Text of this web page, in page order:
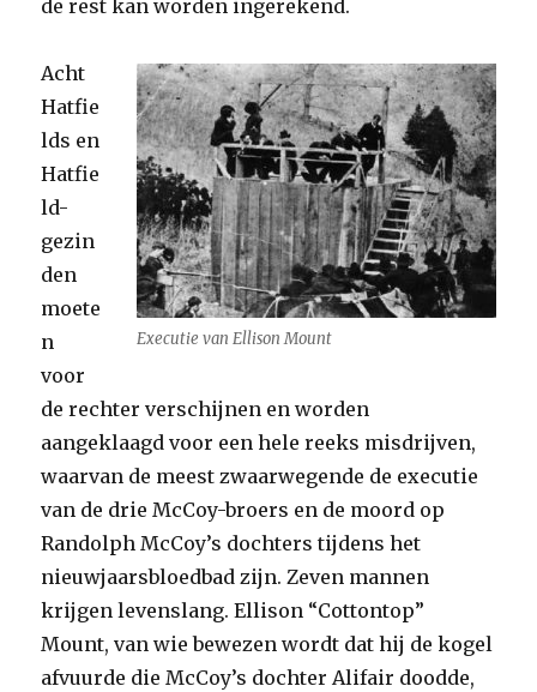
de rest kan worden ingerekend.
Executie van Ellison Mount
Acht
Hatfie
lds en
Hatfie
ld-
gezin
den
moete
n
voor
de rechter verschijnen en worden
aangeklaagd voor een hele reeks misdrijven,
waarvan de meest zwaarwegende de executie
van de drie McCoy-broers en de moord op
Randolph McCoy’s dochters tijdens het
nieuwjaarsbloedbad zijn. Zeven mannen
krijgen levenslang. Ellison “Cottontop”
Mount, van wie bewezen wordt dat hij de kogel
afvuurde die McCoy’s dochter Alifair doodde,